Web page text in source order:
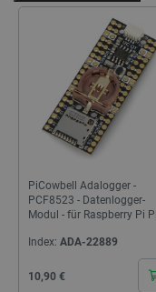
PiCowbell Adalogger -
PCF8523 - Datenlogger-
Modul - für Raspberry Pi
Adafruit 5703
Index: ADA-22889
Cena
10,90 €
isListDisplay